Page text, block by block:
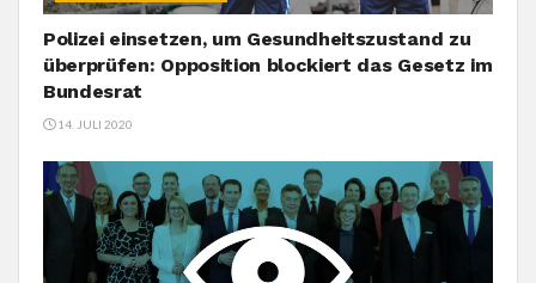
Polizei einsetzen, um Gesundheitszustand zu
überprüfen: Opposition blockiert das Gesetz im
Bundesrat
14. JULI 2020